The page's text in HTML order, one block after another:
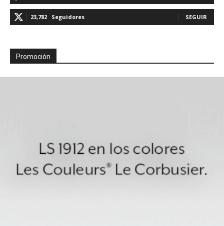
23,782 Seguidores SEGUIR
Promoción